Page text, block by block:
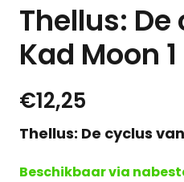
Thellus:
Kad Moon 1
€12,25
Thellus: De cyclus
Beschikbaar via